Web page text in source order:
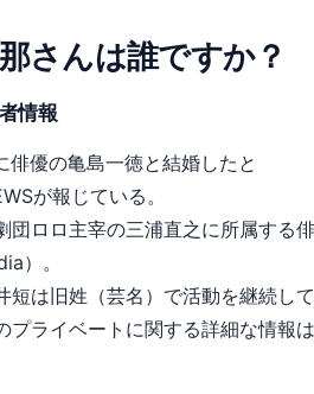
さんは誰ですか？
情報
俳優の亀島一徳と結婚したと
が報じている。
団ロロ主宰の三浦直之に所属する俳
）。
短は旧姓（芸名）で活動を継続して
プライベートに関する詳細な情報は